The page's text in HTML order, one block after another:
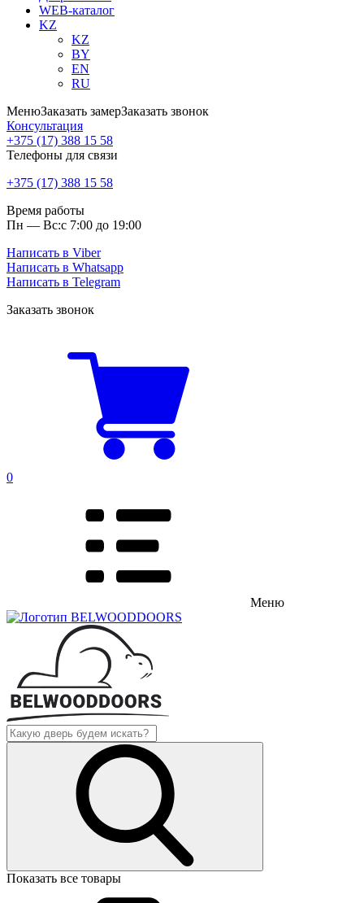
WEB-каталог
KZ
KZ
BY
EN
RU
МенюЗаказать замерЗаказать звонок
Консультация
+375 (17) 388 15 58
Телефоны для связи
+375 (17) 388 15 58
Время работы
Пн — Вс:с 7:00 до 19:00
Написать в Viber
Написать в Whatsapp
Написать в Telegram
Заказать звонок
0
Меню
Показать все товары